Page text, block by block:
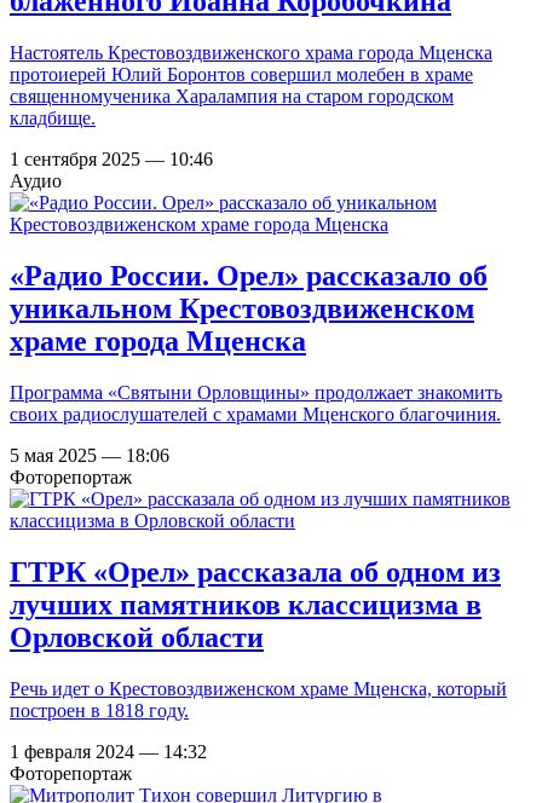
Настоятель Крестовоздвиженского храма города Мценска
протоиерей Юлий Боронтов совершил молебен в храме
священномученика Харалампия на старом городском
кладбище.
1 сентября 2025 — 10:46
Аудио
«Радио России. Орел» рассказало об
уникальном Крестовоздвиженском
храме города Мценска
Программа «Святыни Орловщины» продолжает знакомить
своих радиослушателей с храмами Мценского благочиния.
5 мая 2025 — 18:06
Фоторепортаж
ГТРК «Орел» рассказала об одном из
лучших памятников классицизма в
Орловской области
Речь идет о Крестовоздвиженском храме Мценска, который
построен в 1818 году.
1 февраля 2024 — 14:32
Фоторепортаж